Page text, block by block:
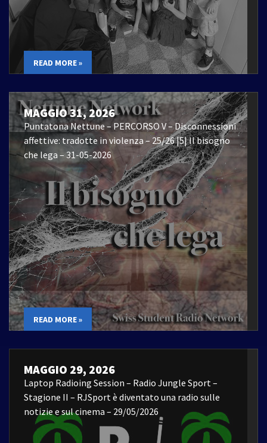
READ MORE »
MAGGIO 31, 2026
Puntatona Nettune – PERCORSO V – Disconnessioni
affettive: tradotte in violenza – 25/26 |5| Il bisogno
che lega – 31-05-2026
READ MORE »
MAGGIO 29, 2026
Laptop Radioing Session – Radio Jungle Sport –
Stagione II – RJSport è diventato una radio sulle
notizie e sul cinema – 29/05/2026